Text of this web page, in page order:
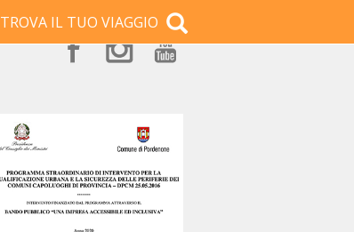
TROVA IL TUO VIAGGIO